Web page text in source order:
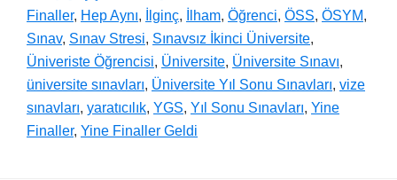
Finaller, Hep Aynı, İlginç, İlham, Öğrenci, ÖSS, ÖSYM,
Sınav, Sınav Stresi, Sınavsız İkinci Üniversite,
Üniveriste Öğrencisi, Üniversite, Üniversite Sınavı,
üniversite sınavları, Üniversite Yıl Sonu Sınavları, vize
sınavları, yaratıcılık, YGS, Yıl Sonu Sınavları, Yine
Finaller, Yine Finaller Geldi